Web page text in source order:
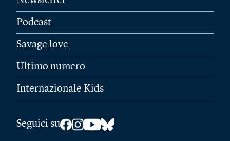
Podcast
Savage love
Ultimo numero
Internazionale Kids
Seguici su